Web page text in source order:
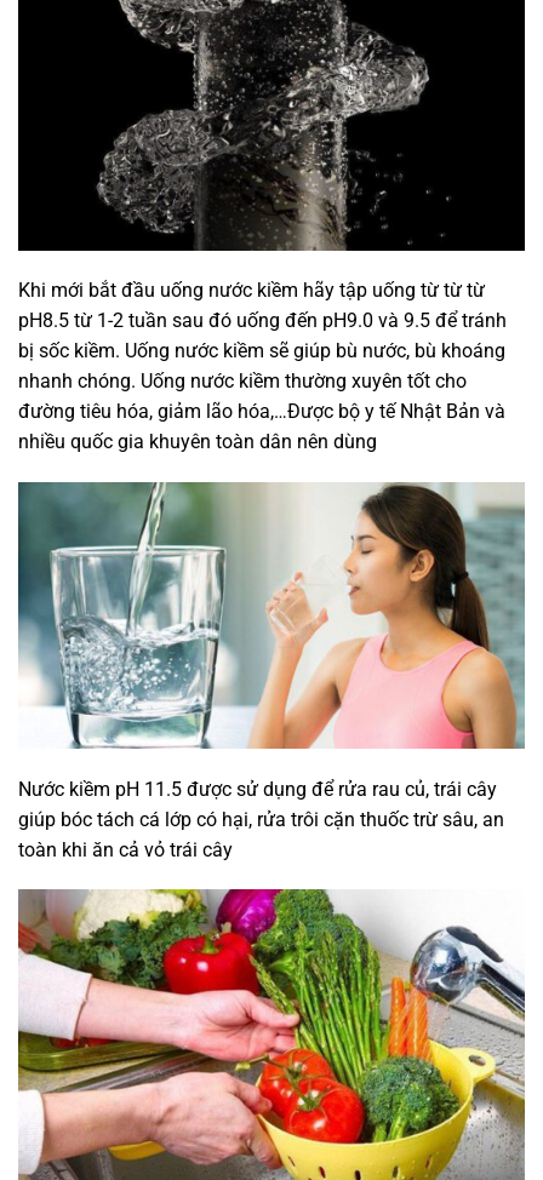
Khi mới bắt đầu uống nước kiềm hãy tập uống từ từ từ
pH8.5 từ 1-2 tuần sau đó uống đến pH9.0 và 9.5 để tránh
bị sốc kiềm. Uống nước kiềm sẽ giúp bù nước, bù khoáng
nhanh chóng. Uống nước kiềm thường xuyên tốt cho
đường tiêu hóa, giảm lão hóa,…Được bộ y tế Nhật Bản và
nhiều quốc gia khuyên toàn dân nên dùng
Nước kiềm pH 11.5 được sử dụng để rửa rau củ, trái cây
giúp bóc tách cá lớp có hại, rửa trôi cặn thuốc trừ sâu, an
toàn khi ăn cả vỏ trái cây